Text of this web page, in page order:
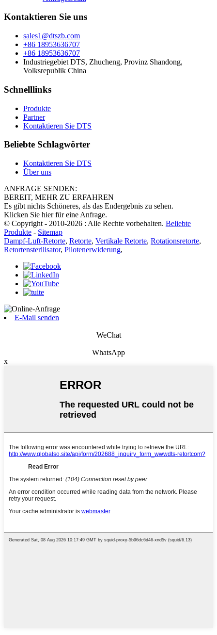
Kontaktieren Sie uns
sales1@dtszb.com
+86 18953636707
+86 18953636707
Industriegebiet DTS, Zhucheng, Provinz Shandong,
Volksrepublik China
Schnelllinks
Produkte
Partner
Kontaktieren Sie DTS
Beliebte Schlagwörter
Kontaktieren Sie DTS
Über uns
ANFRAGE SENDEN:
BEREIT, MEHR ZU ERFAHREN
Es gibt nichts Schöneres, als das Endergebnis zu sehen.
Klicken Sie hier für eine Anfrage.
© Copyright - 2010-2026 : Alle Rechte vorbehalten. Beliebte
Produkte - Sitemap
Dampf-Luft-Retorte, Retorte, Vertikale Retorte, Rotationsretorte,
Retortensterilisator, Pilotenerwiderung,
E-Mail senden
WeChat
WhatsApp
x